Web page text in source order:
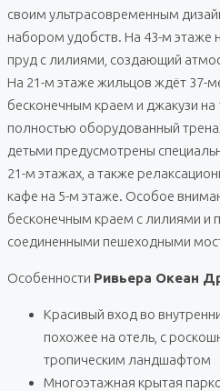
своим ультрасовременным
набором удобств. На 43-м этаже
пруд с лилиями, создающий
На 21-м этаже жильцов ждёт 37-
бесконечным краем и джакузи на
полностью оборудованный
детьми предусмотрены
21-м этажах, а также
кафе на 5-м этаже. Особое
бесконечным краем с лилиями и
соединенными пешеходными
Особенности Ривьера Океан
Красивый вход во
похожее на отель, с
тропическим ландшафтом
Многоэтажная крытая